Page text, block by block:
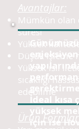
Avantajlar:
Mümkün olan
süresi
Yüksek
Düşük işleme
Yüksek ısıl
sıcaklığı
edebilme
Ürün
enjeksiyon
İdeal
yüksek
için ise